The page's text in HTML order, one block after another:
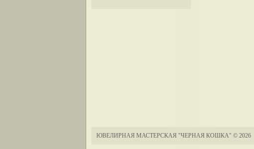
ЮВЕЛИРНАЯ МАСТЕРСКАЯ "ЧЕРНАЯ КОШКА" © 2026